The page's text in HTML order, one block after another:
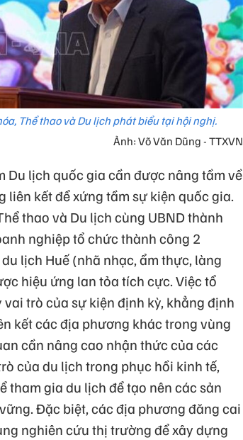
Thể thao và Du lịch phát biểu tại hội nghị.
Ảnh: Võ Văn Dũng - TTXVN
Du lịch quốc gia cần được nâng tầm về
liên kết để xứng tầm sự kiện quốc gia.
thao và Du lịch cùng UBND thành
nghiệp tổ chức thành công 2
lịch Huế (nhã nhạc, ẩm thực, làng
hiệu ứng lan tỏa tích cực. Việc tổ
trò của sự kiện định kỳ, khẳng định
kết các địa phương khác trong vùng
cần nâng cao nhận thức của các
của du lịch trong phục hồi kinh tế,
tham gia du lịch để tạo nên các sản
Đặc biệt, các địa phương đăng cai
nghiên cứu thị trường để xây dựng